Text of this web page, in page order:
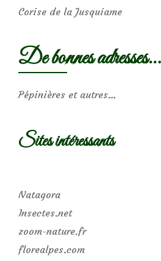
Corise de la Jusquiame
De bonnes adresses…
Pépinières et autres…
Sites intéressants
Natagora
Insectes.net
zoom-nature.fr
florealpes.com